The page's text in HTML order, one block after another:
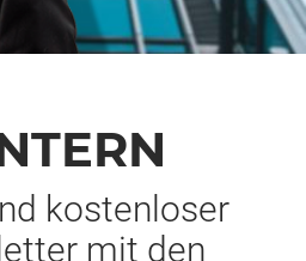
kostenloser
mit den